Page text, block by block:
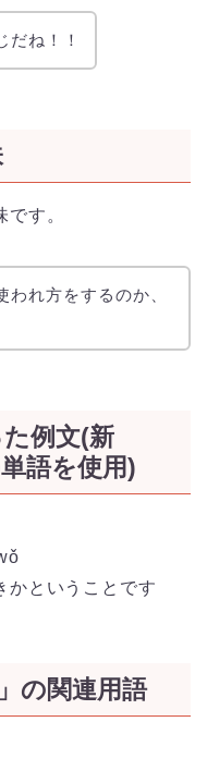
だね！！
です。
れ方をするのか、
例文(新
語を使用)
かということです
の関連用語